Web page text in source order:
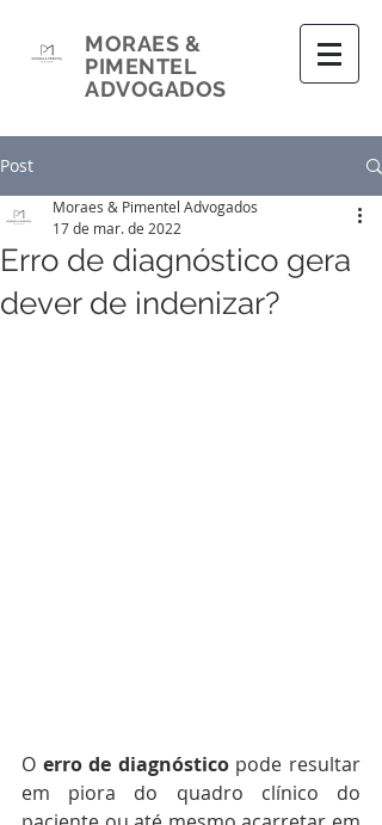
MORAES &
PIMENTEL
ADVOGADOS
Post
Erro de diagnóstico gera
dever de indenizar?
Moraes & Pimentel Advogados
17 de mar. de 2022
O erro de diagnóstico pode resultar
em piora do quadro clínico do